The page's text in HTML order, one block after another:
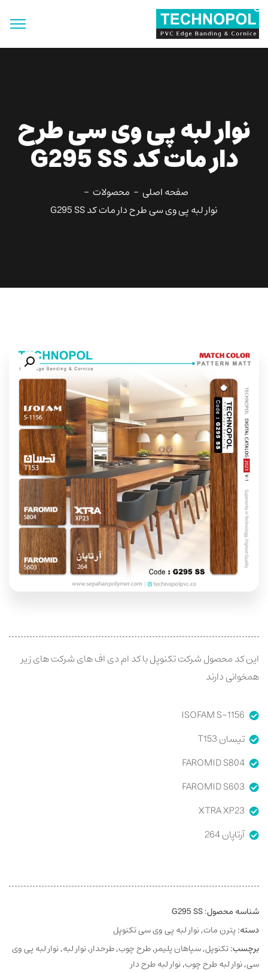
جستجو
برای:
دکمه جستجو
نوار لبه پی وی سی طرح
دار مات کد G295 SS
صفحه اصلی
محصولات
نوار لبه پی وی سی طرح دار مات کد G295 SS
این کد محصول شرکت تکنوپل با کد ام دی اف های شرکت های زیر
همخوانی دارند
ISOFAM S-1156
تیسان T153
FAROMID S804
FAROMID S603
XTRA XP23
آرتاپان 264
شناسه محصول:G295 SS
دسته:پترن مات,نوار لبه پی وی سی تکنوپل
برچسب:تکنوپل,سپاهان پلیمر,طرح چوب,طرحدار,نوار لبه,نوار لبه پی وی
سی,نوار لبه طرح چوب,نوار لبه طرح دار